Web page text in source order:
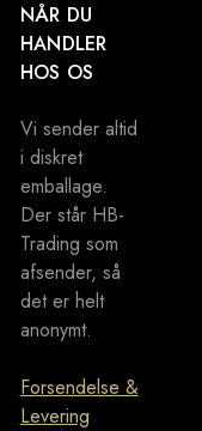
NÅR DU
HANDLER
HOS OS
Vi sender altid
i diskret
emballage.
Der står HB-
Trading som
afsender, så
det er helt
anonymt.
Forsendelse &
Levering